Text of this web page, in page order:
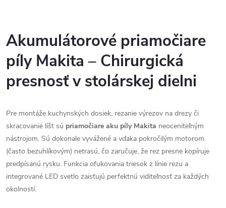
v
l
á
a
c
i
e
Akumulátorové priamočiare
píly Makita – Chirurgická
presnosť v stolárskej dielni
Pre montáže kuchynských dosiek, rezanie výrezov na drezy či
skracovanie líšt sú priamočiare aku píly Makita neoceniteľným
nástrojom. Sú dokonale vyvážené a vďaka pokročilým motorom
(často bezuhlíkovým) netrasú, čo zaručuje, že rez presne kopíruje
predpísanú rysku. Funkcia ofukovania triesok z línie rezu a
integrované LED svetlo zaisťujú perfektnú viditeľnosť za každých
okolností.